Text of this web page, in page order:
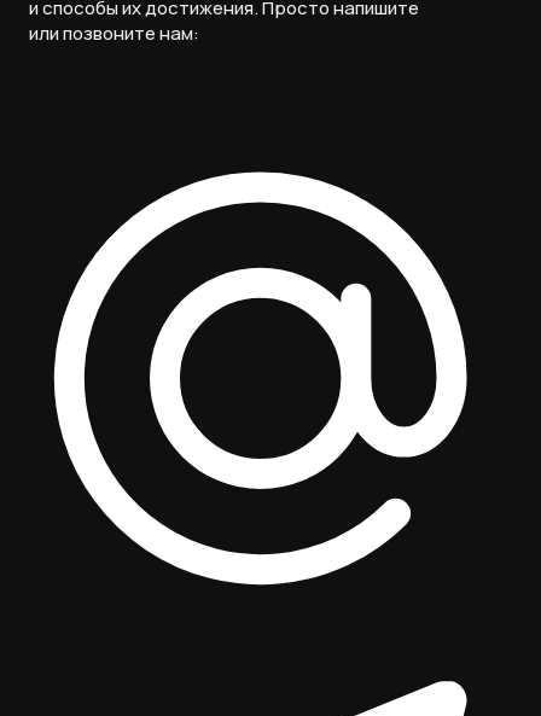
и способы их достижения. Просто напишите
или позвоните нам: